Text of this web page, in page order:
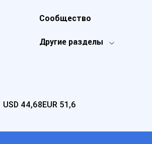
Другие разделы
Сообщество
USD 44,68EUR 51,6